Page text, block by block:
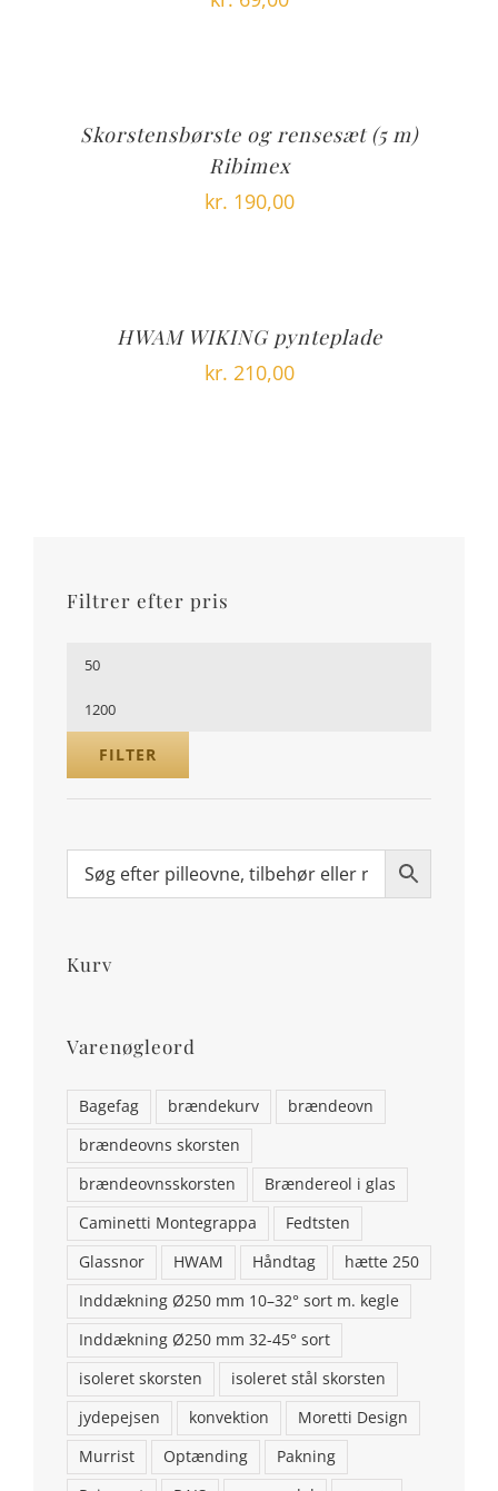
Skorstensbørste og rensesæt (5 m)
Ribimex
kr. 190,00
HWAM WIKING pynteplade
kr. 210,00
Filtrer efter pris
Mindste
Højeste
pris
FILTER
Kurv
Varenøgleord
Bagefag brændekurv
brændeovn
brændeovns skorsten
brændeovnsskorsten
Brændereol i glas
Caminetti Montegrappa
Fedtsten
Glassnor
HWAM Håndtag
hætte 250
Inddækning Ø250 mm 10–32° sort m. kegle
Inddækning Ø250 mm 32-45° sort
isoleret skorsten
isoleret stål skorsten
jydepejsen
konvektion
Moretti Design
Murrist
Optænding
Pakning
KONTAKT OS
Brændeovns finans ApS